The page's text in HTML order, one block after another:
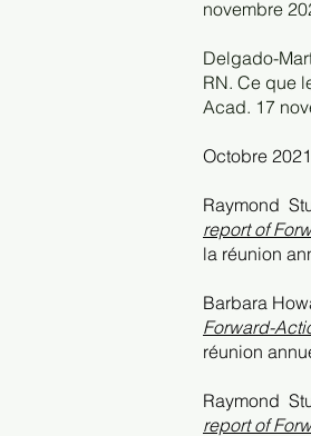
novembre
Delgado-
RN. Ce que
Acad. 17
Octobre 2021
Raymond
report of
la réunion
Barbara
Forward-
réunion
Raymond
report of